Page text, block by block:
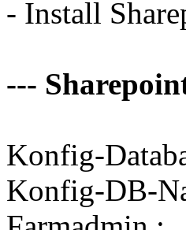
- Install
---
Konfig-
Konfig-DB-